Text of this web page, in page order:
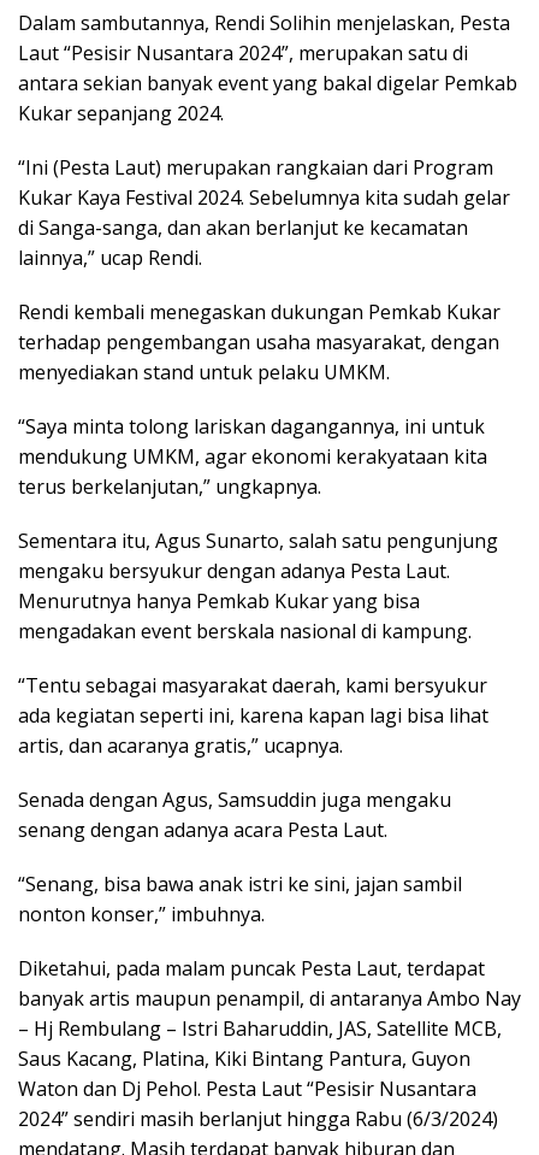
Dalam sambutannya, Rendi Solihin menjelaskan, Pesta
Laut “Pesisir Nusantara 2024”, merupakan satu di
antara sekian banyak event yang bakal digelar Pemkab
Kukar sepanjang 2024.
“Ini (Pesta Laut) merupakan rangkaian dari Program
Kukar Kaya Festival 2024. Sebelumnya kita sudah gelar
di Sanga-sanga, dan akan berlanjut ke kecamatan
lainnya,” ucap Rendi.
Rendi kembali menegaskan dukungan Pemkab Kukar
terhadap pengembangan usaha masyarakat, dengan
menyediakan stand untuk pelaku UMKM.
“Saya minta tolong lariskan dagangannya, ini untuk
mendukung UMKM, agar ekonomi kerakyataan kita
terus berkelanjutan,” ungkapnya.
Sementara itu, Agus Sunarto, salah satu pengunjung
mengaku bersyukur dengan adanya Pesta Laut.
Menurutnya hanya Pemkab Kukar yang bisa
mengadakan event berskala nasional di kampung.
“Tentu sebagai masyarakat daerah, kami bersyukur
ada kegiatan seperti ini, karena kapan lagi bisa lihat
artis, dan acaranya gratis,” ucapnya.
Senada dengan Agus, Samsuddin juga mengaku
senang dengan adanya acara Pesta Laut.
“Senang, bisa bawa anak istri ke sini, jajan sambil
nonton konser,” imbuhnya.
Diketahui, pada malam puncak Pesta Laut, terdapat
banyak artis maupun penampil, di antaranya Ambo Nay
– Hj Rembulang – Istri Baharuddin, JAS, Satellite MCB,
Saus Kacang, Platina, Kiki Bintang Pantura, Guyon
Waton dan Dj Pehol. Pesta Laut “Pesisir Nusantara
2024” sendiri masih berlanjut hingga Rabu (6/3/2024)
mendatang. Masih terdapat banyak hiburan dan